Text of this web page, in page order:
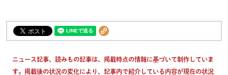
ニュース記事、読みもの記事は、掲載時点の情報に基づいて制作していま
す。掲載後の状況の変化により、記事内で紹介している内容が現在の状況